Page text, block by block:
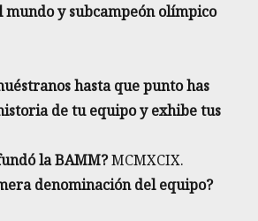
mundo y subcampeón olímpico
hasta que punto has
de tu equipo y exhibe tus
la BAMM?MCMXCIX.
denominación del equipo?